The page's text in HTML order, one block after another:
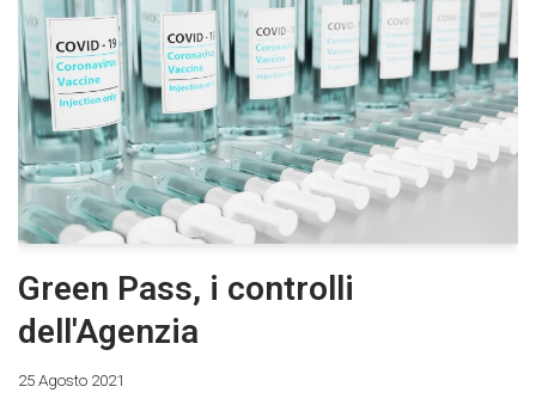
Green Pass, i controlli
dell'Agenzia
25 Agosto 2021